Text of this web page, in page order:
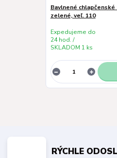
Bavlnené
zelené, veľ. 110
Expedujeme do
24 hod. /
SKLADOM 1 ks
RÝCHLE